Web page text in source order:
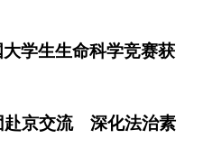
学生生命科学竞赛获
赴京交流 深化法治素